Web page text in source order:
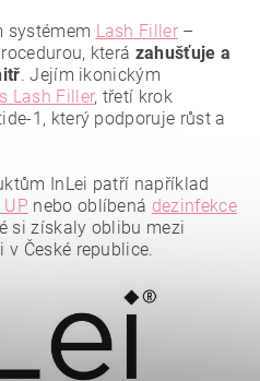
se
zásadami ochrany
systémem Lash Filler –
která zahušťuje a
. Jejím ikonickým
Lash Filler, třetí krok
1, který podporuje růst a
InLei patří například
nebo oblíbená dezinfekce
si získaly oblibu mezi
České republice.